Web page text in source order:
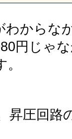
わからな
円じゃ
昇圧回路